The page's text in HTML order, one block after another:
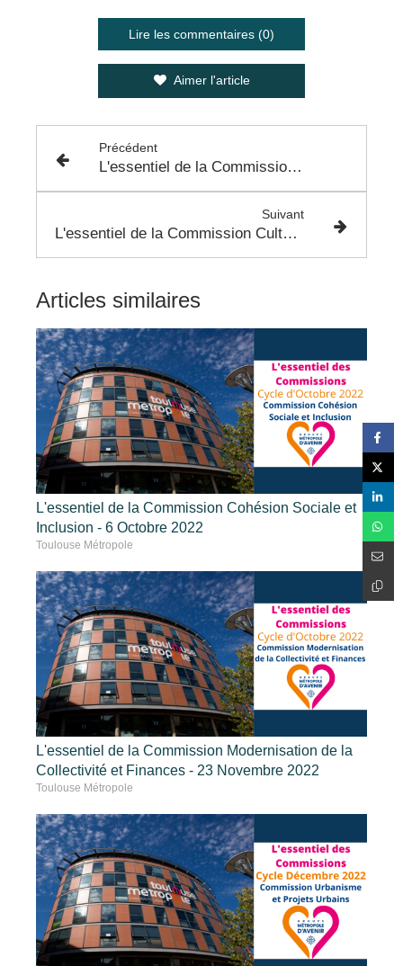
Lire les commentaires (0)
Aimer l'article
Précédent
L'essentiel de la Commission Aménagement et Politique Foncière - 4 Octobre
Suivant
L'essentiel de la Commission Culture - 16 Novembre 2022
Articles similaires
L'essentiel de la Commission Cohésion Sociale et
Inclusion - 6 Octobre 2022
Toulouse Métropole
L'essentiel de la Commission Modernisation de la
Collectivité et Finances - 23 Novembre 2022
Toulouse Métropole